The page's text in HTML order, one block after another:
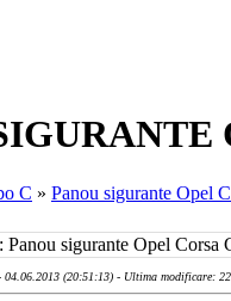
C » Panou sigurante Opel
Panou sigurante Opel Corsa
04.06.2013 (20:51:13) - Ultima modificare: